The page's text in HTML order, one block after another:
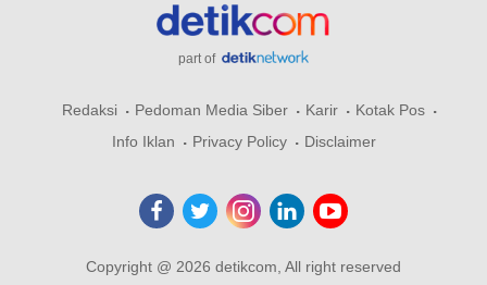
part of
Redaksi Pedoman Media Siber Karir
Kotak Pos
Info Iklan
Privacy Policy Disclaimer
Copyright @ 2026 detikcom, All right reserved